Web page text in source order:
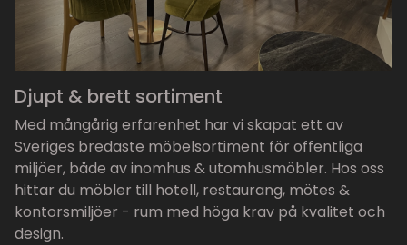
Djupt & brett sortiment
Med mångårig erfarenhet har vi skapat ett av
Sveriges bredaste möbelsortiment för offentliga
miljöer, både av inomhus & utomhusmöbler. Hos oss
hittar du möbler till hotell, restaurang, mötes &
kontorsmiljöer - rum med höga krav på kvalitet och
design.